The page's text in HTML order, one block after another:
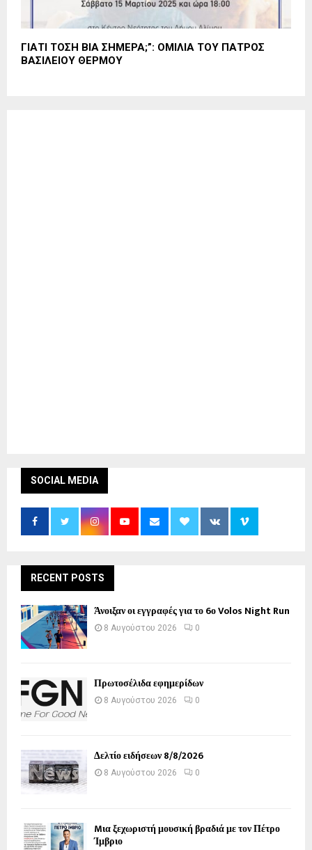
ΓΙΑΤΙ ΤΟΣΗ ΒΙΑ ΣΗΜΕΡΑ;”: ΟΜΙΛΙΑ ΤΟΥ ΠΑΤΡΟΣ
ΒΑΣΙΛΕΙΟΥ ΘΕΡΜΟΥ
SOCIAL MEDIA
RECENT POSTS
Άνοιξαν οι εγγραφές για το 6ο Volos Night Run
8 Αυγούστου 2026 0
Πρωτοσέλιδα εφημερίδων
8 Αυγούστου 2026 0
Δελτίο ειδήσεων 8/8/2026
8 Αυγούστου 2026 0
Mια ξεχωριστή μουσική βραδιά με τον Πέτρο
Ίμβριο